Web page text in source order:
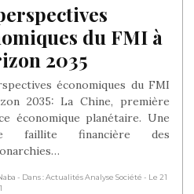
du FMI à
2035
économiques du FMI
2035: La Chine, première
économique planétaire. Une
faillite financière des
- Dans : Actualités Analyse Société - Le 21